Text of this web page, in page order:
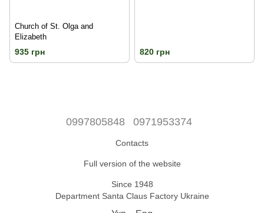
Church of St. Olga and
Elizabeth
935 грн 820 грн
0997805848 0971953374
Contacts
Full version of the website
Since 1948
Department Santa Claus Factory Ukraine